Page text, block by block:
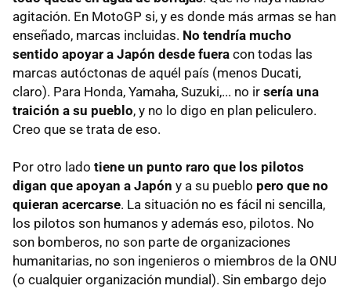
agitación. En MotoGP si, y es donde más armas se han
enseñado, marcas incluidas. No tendría mucho
sentido apoyar a Japón desde fuera con todas las
marcas autóctonas de aquél país (menos Ducati,
claro). Para Honda, Yamaha, Suzuki,... no ir sería una
traición a su pueblo, y no lo digo en plan peliculero.
Creo que se trata de eso.
Por otro lado tiene un punto raro que los pilotos
digan que apoyan a Japón y a su pueblo pero que no
quieran acercarse. La situación no es fácil ni sencilla,
los pilotos son humanos y además eso, pilotos. No
son bomberos, no son parte de organizaciones
humanitarias, no son ingenieros o miembros de la ONU
(o cualquier organización mundial). Sin embargo dejo